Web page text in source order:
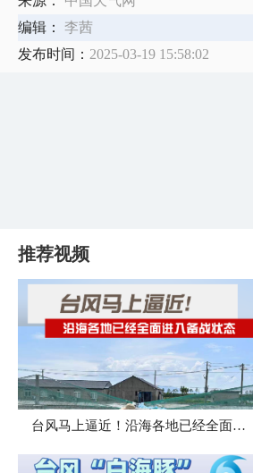
编辑：
李茜
发布时间： 2025-03-19 15:58:02
推荐视频
台风马上逼近！沿海各地已经全面进入备战状态